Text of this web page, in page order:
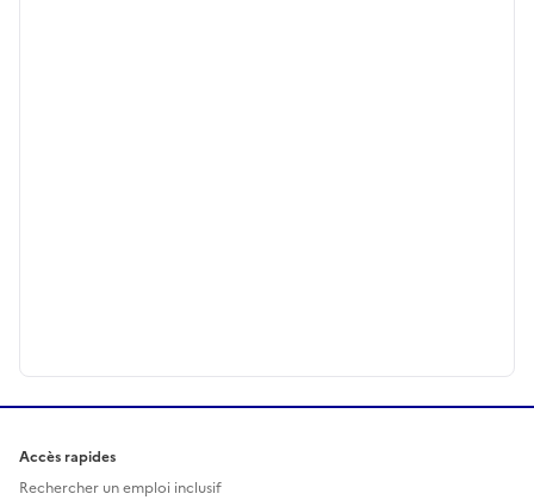
Accès rapides
Rechercher un emploi inclusif